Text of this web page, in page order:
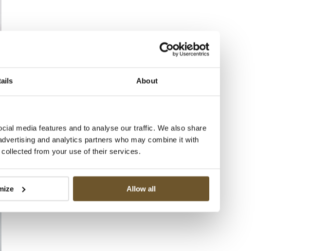
About
media features and to analyse our traffic. We also share
and analytics partners who may combine it with
from your use of their services.
Allow all